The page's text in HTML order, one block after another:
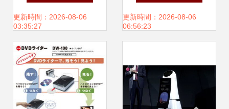
祝電腦先生動畫工
作室成立四周年
更新時間：2026-08-06
03:35:27
(chuàng)意靈感的
勢
更新時間：2026-08-06
06:56:23